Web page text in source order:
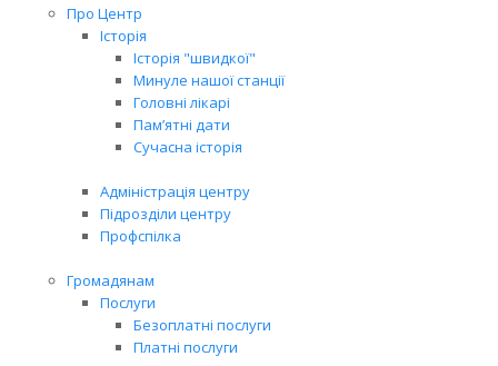
Про Центр
Історія
Історія "швидкої"
Минуле нашої станції
Головні лікарі
Пам’ятні дати
Сучасна історія
Адміністрація центру
Підрозділи центру
Профспілка
Громадянам
Послуги
Безоплатні послуги
Платні послуги